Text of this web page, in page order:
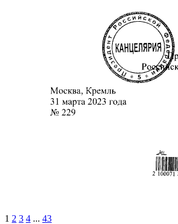
1 2 3 4 ... 43